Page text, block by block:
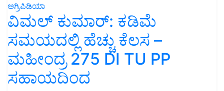
ಅಗ್ರಿಪಿಡಿಯಾ
ವಿಮಲ್ ಕುಮಾರ್: ಕಡಿಮೆ
ಸಮಯದಲ್ಲಿ ಹೆಚ್ಚು ಕೆಲಸ –
ಮಹೀಂದ್ರ 275 DI TU PP
ಸಹಾಯದಿಂದ